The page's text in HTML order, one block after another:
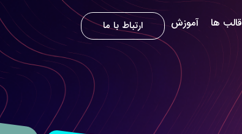
قالب ها آموزش ارتباط با ما